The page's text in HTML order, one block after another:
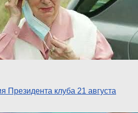
Президента клуба 21 августа